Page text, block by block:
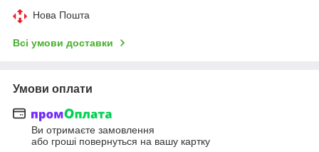
Нова Пошта
Всі умови доставки
Умови оплати
Ви отримаєте замовлення
або гроші повернуться на вашу картку